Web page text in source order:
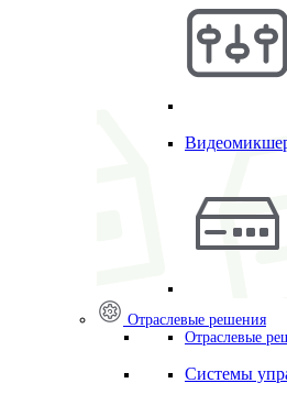
Отраслевые решения
Отраслевые
Системы